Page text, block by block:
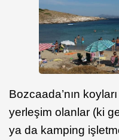
Bozcaada’nın
yerleşim olanlar (ki
ya da kamping